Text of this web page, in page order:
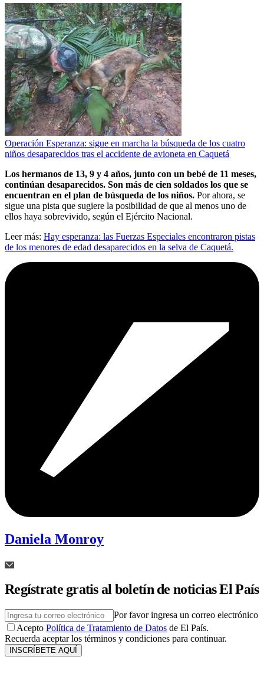
Operación Esperanza: sigue en marcha la búsqueda de los cuatro
niños desaparecidos tras el accidente de avioneta en Caquetá
Los hermanos de 13, 9 y 4 años, junto con un bebé de 11 meses,
continúan desaparecidos. Son más de cien soldados los que se
encuentran en el plan de búsqueda de los niños. Por ahora, se
sigue una pista que sugiere la posibilidad de que al menos uno de
ellos haya sobrevivido, según el Ejército Nacional.
Leer más: Hay esperanza: las Fuerzas Especiales encontraron pistas
de los menores de edad desaparecidos en la selva de Caquetá.
Daniela Monroy
Regístrate gratis al boletín de noticias El País
Por favor ingresa un correo electrónico
Acepto Política de Tratamiento de Datos de El País.
Recuerda aceptar los términos y condiciones para continuar.
INSCRÍBETE AQUÍ